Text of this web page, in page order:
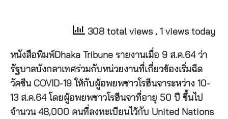
308 total views , 1 views today
หนังสือพิมพ์Dhaka Tribune รายงานเมื่อ 9 ส.ค.64 ว่า
รัฐบาลบังกลาเทศร่วมกับหน่วยงานที่เกี่ยวข้องเริ่มฉีด
วัคซีน COVID-19 ให้กับผู้อพยพชาวโรฮีนจาระหว่าง 10-
13 ส.ค.64 โดยผู้อพยพชาวโรฮีนจาที่อายุ 50 ปี ขึ้นไป
จำนวน 48,000 คนที่ลงทะเบียนไว้กับ United Nations